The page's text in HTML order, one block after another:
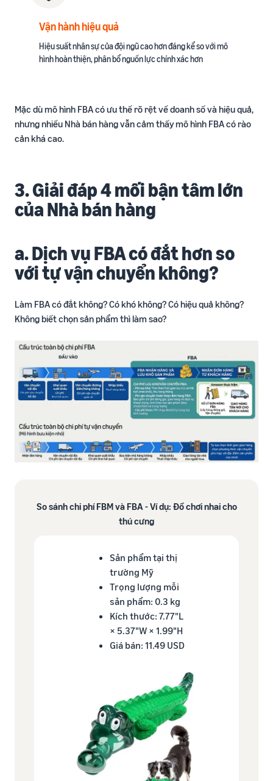
Vận hành hiệu quả
Hiệu suất nhân sự của đội ngũ cao hơn đáng kể so với mô
hình hoàn thiện, phân bổ nguồn lực chính xác hơn​
Mặc dù mô hình FBA có ưu thế rõ rệt về doanh số và hiệu quả,
nhưng nhiều Nhà bán hàng vẫn cảm thấy mô hình FBA có rào
cản khá cao.
3. Giải đáp 4 mối bận tâm lớn
của Nhà bán hàng​
a. Dịch vụ FBA có đắt hơn so
với tự vận chuyển không?
Làm FBA có đắt không? Có khó không? Có hiệu quả không?
Không biết chọn sản phẩm thì làm sao?
So sánh chi phí FBM và FBA - Ví dụ: Đồ chơi nhai cho
thú cưng
Sản phẩm tại thị
trường Mỹ
Trọng lượng mỗi
sản phẩm: 0.3 kg​
Kích thước: 7.77"L
× 5.37"W × 1.99"H​
Giá bán: 11.49 USD